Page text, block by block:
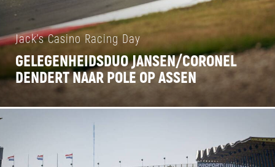
Jack's Casino Racing Day
GELEGENHEIDSDUO JANSEN/CORONEL
DENDERT NAAR POLE OP ASSEN